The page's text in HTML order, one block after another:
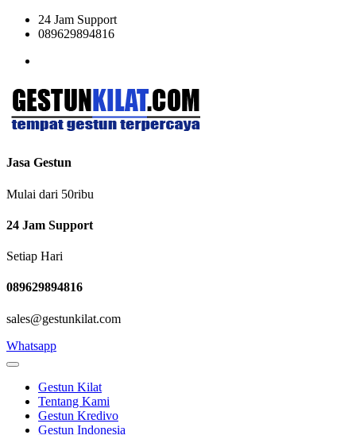
24 Jam Support
089629894816
Jasa Gestun
Mulai dari 50ribu
24 Jam Support
Setiap Hari
089629894816
sales@gestunkilat.com
Whatsapp
Gestun Kilat
Tentang Kami
Gestun Kredivo
Gestun Indonesia